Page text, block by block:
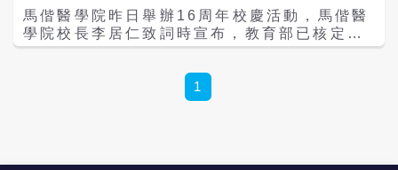
馬偕醫學院昨日舉辦16周年校慶活動，馬偕醫
學院校長李居仁致詞時宣布，教育部已核定該
校自今年8月1日起更名為「馬偕醫學大學」。
建設工程也將持續進行，期盼全校師生一起共
體時艱，共同迎向馬偕醫學大學的美好未來與
1